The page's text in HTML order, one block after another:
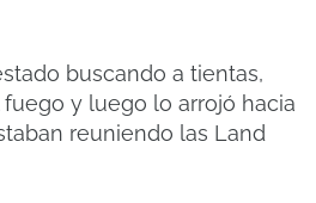
buscando a tientas,
y luego lo arrojó hacia
reuniendo las Land